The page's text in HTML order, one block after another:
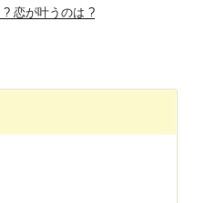
恋が叶うのは ?